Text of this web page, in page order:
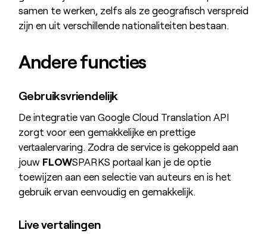
samen te werken, zelfs als ze geografisch verspreid
zijn en uit verschillende nationaliteiten bestaan.
Andere functies
Gebruiksvriendelijk
De integratie van Google Cloud Translation API
zorgt voor een gemakkelijke en prettige
vertaalervaring. Zodra de service is gekoppeld aan
jouw FLOWSPARKS portaal kan je de optie
toewijzen aan een selectie van auteurs en is het
gebruik ervan eenvoudig en gemakkelijk.
Live vertalingen